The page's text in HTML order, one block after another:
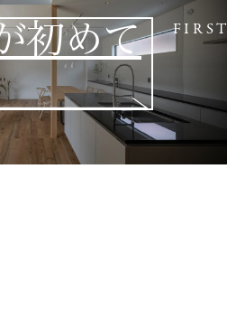
初めて